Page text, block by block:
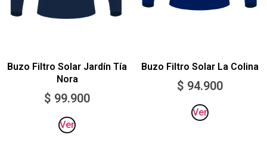
Buzo Filtro Solar Jardín Tía
Nora
$ 99.900
Ver
Buzo Filtro Solar La Colina
$ 94.900
Ver